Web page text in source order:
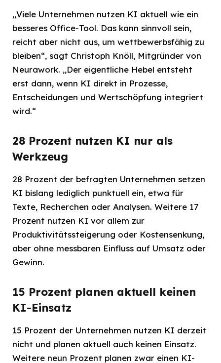
„Viele Unternehmen nutzen KI aktuell wie ein
besseres Office-Tool. Das kann sinnvoll sein,
reicht aber nicht aus, um wettbewerbsfähig zu
bleiben“, sagt Christoph Knöll, Mitgründer von
Neurawork. „Der eigentliche Hebel entsteht
erst dann, wenn KI direkt in Prozesse,
Entscheidungen und Wertschöpfung integriert
wird.“
28 Prozent nutzen KI nur als
Werkzeug
28 Prozent der befragten Unternehmen setzen
KI bislang lediglich punktuell ein, etwa für
Texte, Recherchen oder Analysen. Weitere 17
Prozent nutzen KI vor allem zur
Produktivitätssteigerung oder Kostensenkung,
aber ohne messbaren Einfluss auf Umsatz oder
Gewinn.
15 Prozent planen aktuell keinen
KI-Einsatz
15 Prozent der Unternehmen nutzen KI derzeit
nicht und planen aktuell auch keinen Einsatz.
Weitere neun Prozent planen zwar einen KI-